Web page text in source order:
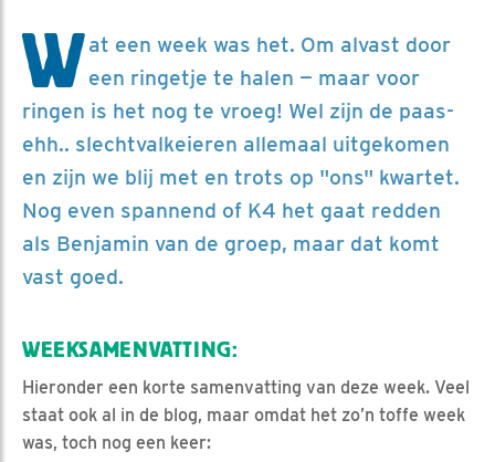
Wat een week was het. Om alvast door
een ringetje te halen — maar voor
ringen is het nog te vroeg! Wel zijn de paas-
ehh.. slechtvalkeieren allemaal uitgekomen
en zijn we blij met en trots op "ons" kwartet.
Nog even spannend of K4 het gaat redden
als Benjamin van de groep, maar dat komt
vast goed.
WEEKSAMENVATTING:
Hieronder een korte samenvatting van deze week. Veel
staat ook al in de blog, maar omdat het zo’n toffe week
was, toch nog een keer: